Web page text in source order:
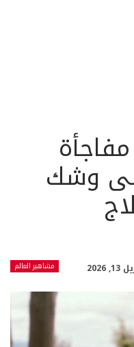
وشك
مشاهير العالم 2026